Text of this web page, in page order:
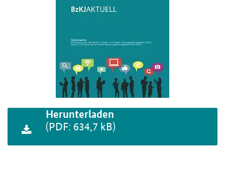
Herunterladen
(PDF: 634,7 kB)